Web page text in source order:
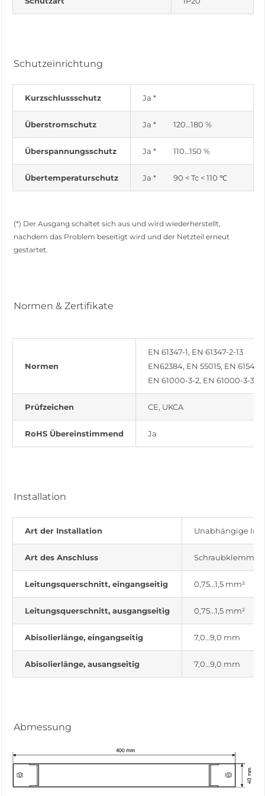
Schutzeinrichtung
Kurzschlussschutz Ja *
Überstromschutz Ja * 120…180 %
Überspannungsschutz Ja * 110…150 %
Übertemperaturschutz Ja * 90 < Tc < 110 ℃
(*) Der Ausgang schaltet sich aus und wird wiederherstellt,
nachdem das Problem beseitigt wird und der Netzteil erneut
gestartet.
Normen & Zertifikate
Normen
EN 61347-1, EN 61347-2-13
EN62384, EN 55015, EN 61547
EN 61000-3-2, EN 61000-3-3
Prüfzeichen CE, UKCA
RoHS Übereinstimmend Ja
Installation
Art der Installation Unabhängige
Art des Anschluss Schraubklemme
Leitungsquerschnitt, eingangseitig 0,75…1,5 mm²
Leitungsquerschnitt, ausgangseitig 0,75…1,5 mm²
Abisolierlänge, eingangseitig 7,0…9,0 mm
Abisolierlänge, ausangseitig 7,0…9,0 mm
Abmessung